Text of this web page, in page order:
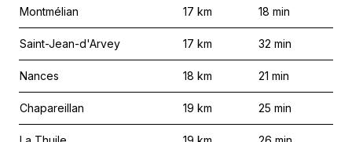
Montmélian 17 km 18 min
Saint-Jean-d'Arvey 17 km 32 min
Nances 18 km 21 min
Chapareillan 19 km 25 min